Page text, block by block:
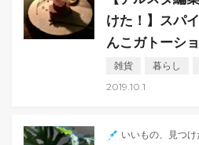
けた！】スパ
んこガトーシ
雑貨 暮らし
2019.10.1
いいもの、見つけ